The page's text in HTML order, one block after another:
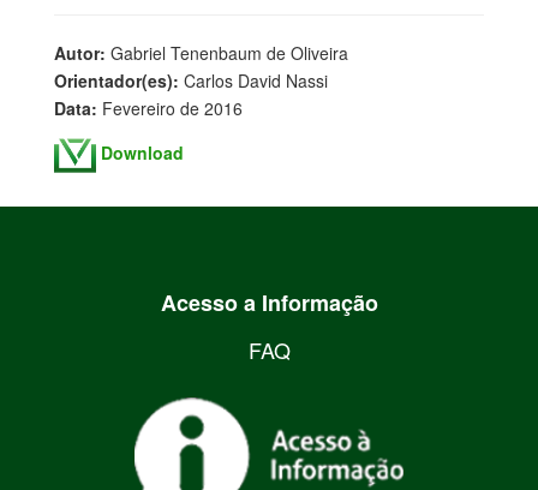
Autor: Gabriel Tenenbaum de Oliveira
Orientador(es): Carlos David Nassi
Data: Fevereiro de 2016
Download
Acesso a Informação
FAQ